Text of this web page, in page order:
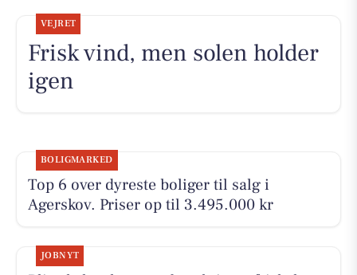
VEJRET
Frisk vind, men solen holder
igen
BOLIGMARKED
Top 6 over dyreste boliger til salg i
Agerskov. Priser op til 3.495.000 kr
JOBNYT